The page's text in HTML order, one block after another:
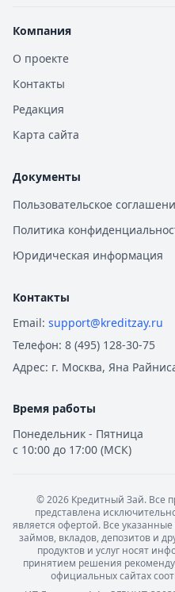
Компания
О проекте
Контакты
Редакция
Карта сайта
Документы
Пользовательское
Политика
Юридическая информация
Контакты
Email: support@kreditzay.ru
Телефон: 8 (495) 128-30-75
Адрес: г. Москва, Яна
Время работы
Понедельник - Пятница
с 10:00 до 17:00 (МСК)
©2026 Кредитный Зай. Все
представлена
является офертой. Все
займов, вкладов, депозитов и
продуктов и услуг носят
принятием решения
официальных сайтах